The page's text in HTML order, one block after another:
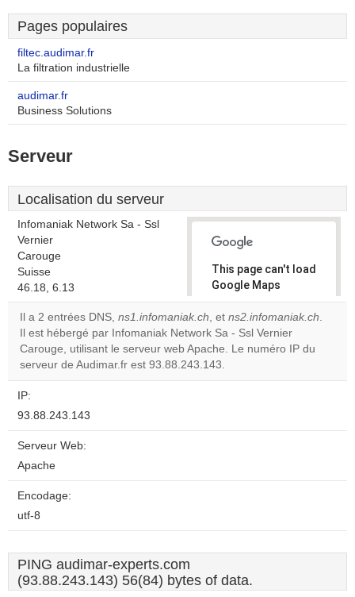
Pages populaires
filtec.audimar.fr
La filtration industrielle
audimar.fr
Business Solutions
Serveur
Localisation du serveur
Infomaniak Network Sa - Ssl
Vernier
Carouge
Suisse
46.18, 6.13
This page can't load
Google Maps
correctly.
Do you
own this
OK
Il a 2 entrées DNS, ns1.infomaniak.ch, et ns2.infomaniak.ch.
Il est hébergé par Infomaniak Network Sa - Ssl Vernier
Carouge, utilisant le serveur web Apache. Le numéro IP du
serveur de Audimar.fr est 93.88.243.143.
IP:
93.88.243.143
Serveur Web:
Apache
Encodage:
utf-8
PING audimar-experts.com
(93.88.243.143) 56(84) bytes of data.